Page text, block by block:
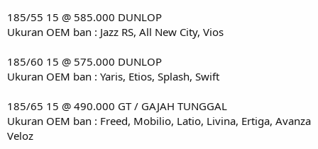
185/55 15 @ 585.000 DUNLOP
Ukuran OEM ban : Jazz RS, All New City, Vios
185/60 15 @ 575.000 DUNLOP
Ukuran OEM ban : Yaris, Etios, Splash, Swift
185/65 15 @ 490.000 GT / GAJAH TUNGGAL
Ukuran OEM ban : Freed, Mobilio, Latio, Livina, Ertiga, Avanza
Veloz